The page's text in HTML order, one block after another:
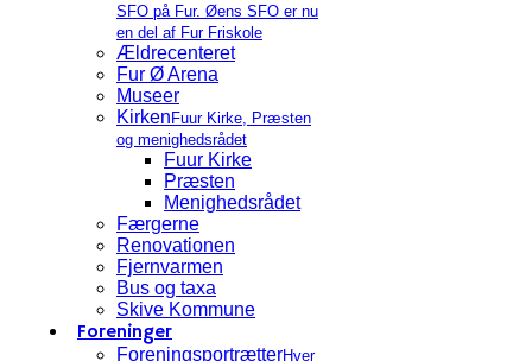
SFO på Fur. Øens SFO er nu
en del af Fur Friskole
Ældrecenteret
Fur Ø Arena
Museer
Kirken Fuur Kirke, Præsten
og menighedsrådet
Fuur Kirke
Præsten
Menighedsrådet
Færgerne
Renovationen
Fjernvarmen
Bus og taxa
Skive Kommune
Foreninger
ForeningsportrætterHver